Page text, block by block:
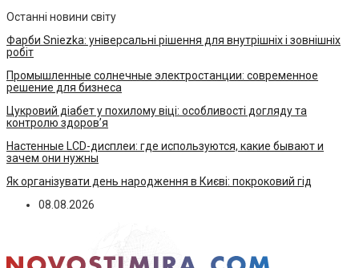
Останні новини світу
Фарби Sniezka: універсальні рішення для внутрішніх і зовнішніх
робіт
Промышленные солнечные электростанции: современное
решение для бизнеса
Цукровий діабет у похилому віці: особливості догляду та
контролю здоров’я
Настенные LCD-дисплеи: где используются, какие бывают и
зачем они нужны
Як організувати день народження в Києві: покроковий гід
08.08.2026